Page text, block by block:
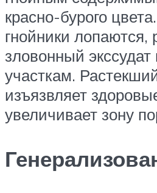
красно-бурого
гнойники лопаются,
зловонный
участкам.
изъязвляет
увеличивает зону